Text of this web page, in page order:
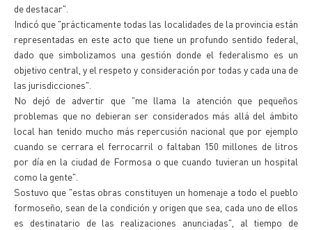
de destacar".
Indicó que "prácticamente todas las localidades de la provincia están
representadas en este acto que tiene un profundo sentido federal,
dado que simbolizamos una gestión donde el federalismo es un
objetivo central, y el respeto y consideración por todas y cada una de
las jurisdicciones".
No dejó de advertir que "me llama la atención que pequeños
problemas que no debieran ser considerados más allá del ámbito
local han tenido mucho más repercusión nacional que por ejemplo
cuando se cerrara el ferrocarril o faltaban 150 millones de litros
por día en la ciudad de Formosa o que cuando tuvieran un hospital
como la gente".
Sostuvo que "estas obras constituyen un homenaje a todo el pueblo
formoseño, sean de la condición y origen que sea, cada uno de ellos
es destinatario de las realizaciones anunciadas", al tiempo de